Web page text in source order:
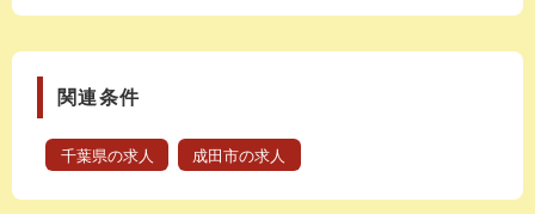
関連条件
千葉県の求人 成田市の求人